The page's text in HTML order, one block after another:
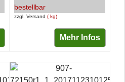
zzgl. Versand kg
bestellbar
Mehr Infos